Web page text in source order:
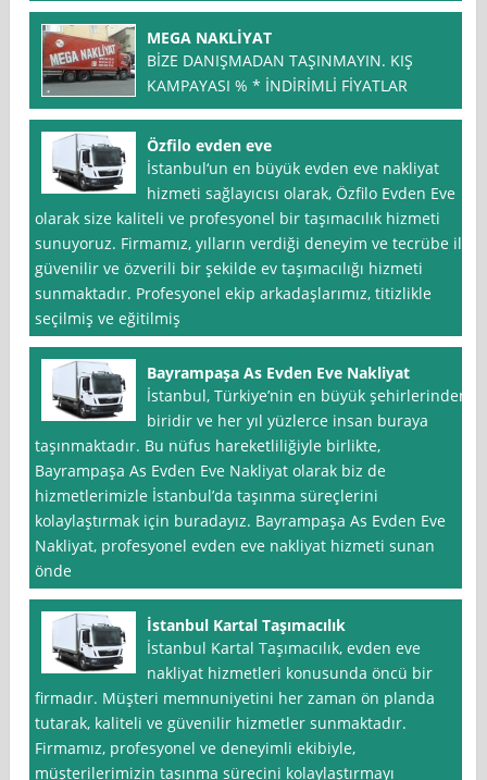
MEGA NAKLİYAT
BİZE DANIŞMADAN TAŞINMAYIN. KIŞ
KAMPAYASI % * İNDİRİMLİ FİYATLAR
Özfilo evden eve
İstanbul‘un en büyük evden eve nakliyat
hizmeti sağlayıcısı olarak, Özfilo Evden Eve
olarak size kaliteli ve profesyonel bir taşımacılık hizmeti
sunuyoruz. Firmamız, yılların verdiği deneyim ve tecrübe ile
güvenilir ve özverili bir şekilde ev taşımacılığı hizmeti
sunmaktadır. Profesyonel ekip arkadaşlarımız, titizlikle
seçilmiş ve eğitilmiş
Bayrampaşa As Evden Eve Nakliyat
İstanbul, Türkiye’nin en büyük şehirlerinden
biridir ve her yıl yüzlerce insan buraya
taşınmaktadır. Bu nüfus hareketliliğiyle birlikte,
Bayrampaşa As Evden Eve Nakliyat olarak biz de
hizmetlerimizle İstanbul’da taşınma süreçlerini
kolaylaştırmak için buradayız. Bayrampaşa As Evden Eve
Nakliyat, profesyonel evden eve nakliyat hizmeti sunan
önde
İstanbul Kartal Taşımacılık
İstanbul Kartal Taşımacılık, evden eve
nakliyat hizmetleri konusunda öncü bir
firmadır. Müşteri memnuniyetini her zaman ön planda
tutarak, kaliteli ve güvenilir hizmetler sunmaktadır.
Firmamız, profesyonel ve deneyimli ekibiyle,
müşterilerimizin taşınma sürecini kolaylaştırmayı